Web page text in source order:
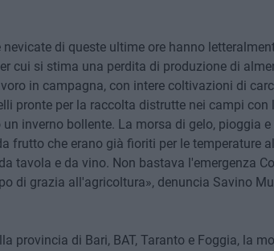
di queste ultime ore hanno
cui si stima una perdita di produzione di
in campagna, con intere coltivazioni di
pronte per la raccolta distrutte nei campi con
inverno bollente. La morsa di gelo, pioggia e
frutto che erano già fioriti per le temperature
tavola e da vino. Non bastava l'emergenza
di grazia all'agricoltura», denuncia Savino
provincia di Bari, BAT, Taranto e Foggia, la